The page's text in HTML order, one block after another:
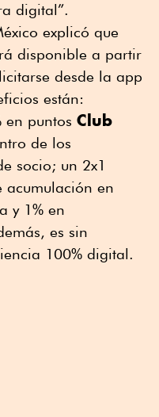
digital”.
explicó que
disponible a partir
desde la app
están:
en puntos Club
de los
socio; un 2x1
acumulación en
y 1% en
es sin
100% digital.